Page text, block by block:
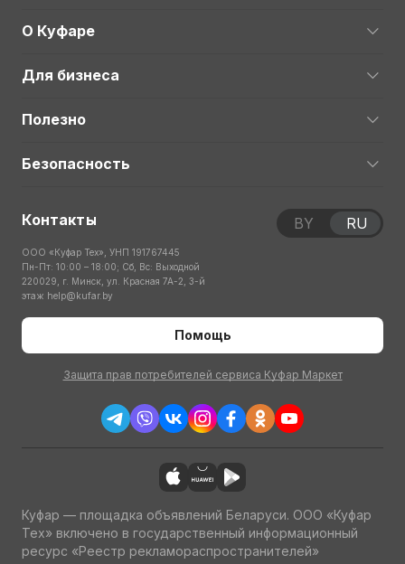
О Куфаре
Для бизнеса
Полезно
Безопасность
Контакты
ООО «Куфар Тех», УНП 191767445
Пн-Пт: 10:00 – 18:00; Сб, Вс: Выходной
220029, г. Минск, ул. Красная 7А-2, 3-й
этаж help@kufar.by
Помощь
Защита прав потребителей сервиса Куфар Маркет
BY RU
Куфар — площадка объявлений Беларуси. ООО «Куфар
Тех» включено в государственный информационный
ресурс «Реестр рекламораспространителей»